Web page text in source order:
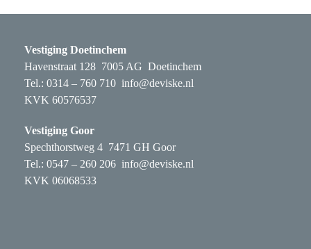
Vestiging Doetinchem
Havenstraat 128 7005 AG Doetinchem
Tel.: 0314 – 760 710 info@deviske.nl
KVK 60576537
Vestiging Goor
Spechthorstweg 4 7471 GH Goor
Tel.: 0547 – 260 206 info@deviske.nl
KVK 06068533